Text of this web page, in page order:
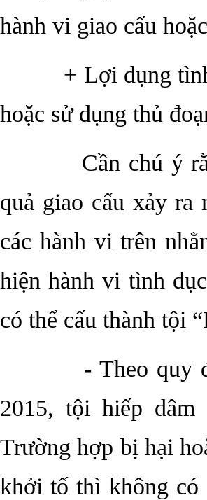
hành vi giao cấu
+ Lợi dụng tình
hoặc sử dụng thủ
Cần chú ý rằng,
quả giao cấu xảy ra
các hành vi trên
hiện hành vi tình
có thể cấu thành tội
- Theo quy định
2015, tội hiếp
Trường hợp bị hại
khởi tố thì không có